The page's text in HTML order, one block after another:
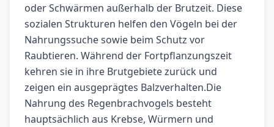
oder Schwärmen außerhalb der Brutzeit. Diese
sozialen Strukturen helfen den Vögeln bei der
Nahrungssuche sowie beim Schutz vor
Raubtieren. Während der Fortpflanzungszeit
kehren sie in ihre Brutgebiete zurück und
zeigen ein ausgeprägtes Balzverhalten.Die
Nahrung des Regenbrachvogels besteht
hauptsächlich aus Krebse, Würmern und